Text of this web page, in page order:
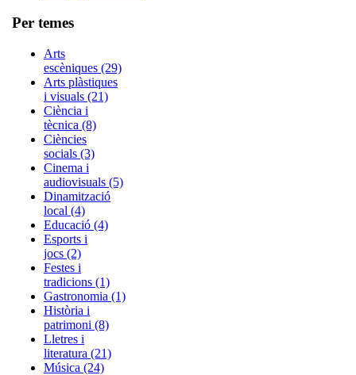
Per temes
Arts
escèniques (29)
Arts plàstiques
i visuals (21)
Ciència i
tècnica (8)
Ciències
socials (3)
Cinema i
audiovisuals (5)
Dinamització
local (4)
Educació (4)
Esports i
jocs (2)
Festes i
tradicions (1)
Gastronomia (1)
Història i
patrimoni (8)
Lletres i
literatura (21)
Música (24)